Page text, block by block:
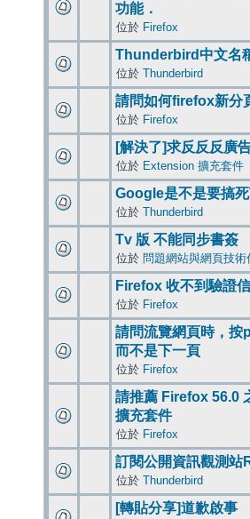
功能．
位於 Firefox
Thunderbird中文名
位於 Thunderbird
請問如何firefox新分
位於 Firefox
[解決了]求反反反廣
位於 Extension 擴充套件
Google是不是要搞
位於 Thunderbird
Tv 版 不能同步書簽
位於 問題網站與網頁技術
Firefox 收不到驗證信
位於 Firefox
請問流覽網頁時，按
而不是下一頁
位於 Firefox
請推薦 Firefox 56.0
擴充套件
位於 Firefox
訂閱公開資訊觀測站
位於 Thunderbird
[轉貼分享]道歉啟事